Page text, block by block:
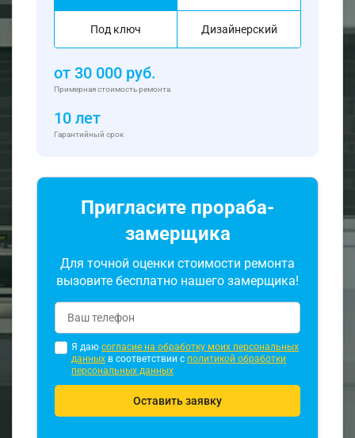
Под ключ Дизайнерский
от 30 000 руб.
Примерная стоимость ремонта
10 лет
Гарантийный срок
Пригласите прораба-
замерщика
Для точной оценки стоимости ремонта
вызовите бесплатно нашего замерщика!
Я даю согласие на обработку моих персональных
данных в соответствии с политикой обработки
персональных данных
Оставить заявку